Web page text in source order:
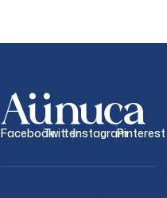
FacebookTwitterInstagramPinterest